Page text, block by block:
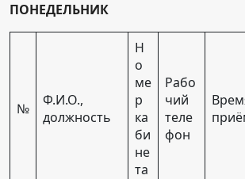
ПОНЕДЕЛЬНИК
№
Ф.И.О.,
должность
Н
о
ме
р
ка
би
не
та
Рабо
чий
теле
фон